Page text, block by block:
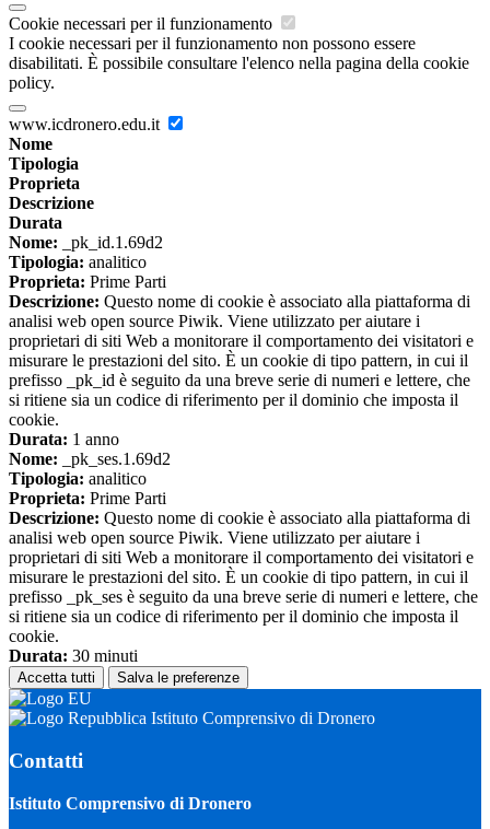
Cookie necessari per il funzionamento
I cookie necessari per il funzionamento non possono essere
disabilitati. È possibile consultare l'elenco nella pagina della cookie
policy.
www.icdronero.edu.it
Nome
Tipologia
Proprieta
Descrizione
Durata
Nome: _pk_id.1.69d2
Tipologia: analitico
Proprieta: Prime Parti
Descrizione: Questo nome di cookie è associato alla piattaforma di
analisi web open source Piwik. Viene utilizzato per aiutare i
proprietari di siti Web a monitorare il comportamento dei visitatori e
misurare le prestazioni del sito. È un cookie di tipo pattern, in cui il
prefisso _pk_id è seguito da una breve serie di numeri e lettere, che
si ritiene sia un codice di riferimento per il dominio che imposta il
cookie.
Durata: 1 anno
Nome: _pk_ses.1.69d2
Tipologia: analitico
Proprieta: Prime Parti
Descrizione: Questo nome di cookie è associato alla piattaforma di
analisi web open source Piwik. Viene utilizzato per aiutare i
proprietari di siti Web a monitorare il comportamento dei visitatori e
misurare le prestazioni del sito. È un cookie di tipo pattern, in cui il
prefisso _pk_ses è seguito da una breve serie di numeri e lettere, che
si ritiene sia un codice di riferimento per il dominio che imposta il
cookie.
Durata: 30 minuti
Accetta tutti Salva le preferenze
Istituto Comprensivo di Dronero
Contatti
Istituto Comprensivo di Dronero